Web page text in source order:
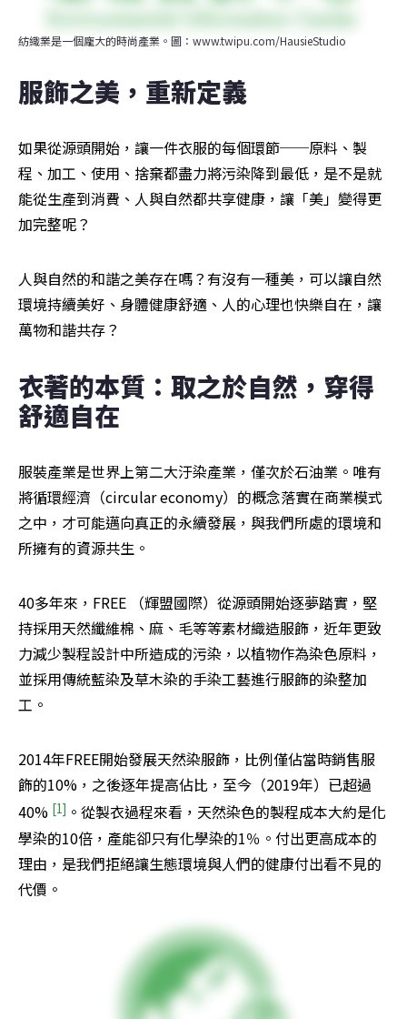
紡織業是一個龐大的時尚產業。圖：www.twipu.com/HausieStudio
服飾之美，重新定義
如果從源頭開始，讓一件衣服的每個環節──原料、製
程、加工、使用、捨棄都盡力將污染降到最低，是不是就
能從生產到消費、人與自然都共享健康，讓「美」變得更
加完整呢？
人與自然的和諧之美存在嗎？有沒有一種美，可以讓自然
環境持續美好、身體健康舒適、人的心理也快樂自在，讓
萬物和諧共存？
衣著的本質：取之於自然，穿得
舒適自在
服裝產業是世界上第二大汙染產業，僅次於石油業。唯有
將循環經濟（circular economy）的概念落實在商業模式
之中，才可能邁向真正的永續發展，與我們所處的環境和
所擁有的資源共生。
40多年來，FREE （輝盟國際）從源頭開始逐夢踏實，堅
持採用天然纖維棉、麻、毛等等素材織造服飾，近年更致
力減少製程設計中所造成的污染，以植物作為染色原料，
並採用傳統藍染及草木染的手染工藝進行服飾的染整加
工。
2014年FREE開始發展天然染服飾，比例僅佔當時銷售服
飾的10%，之後逐年提高佔比，至今（2019年）已超過
40% [1] 。從製衣過程來看，天然染色的製程成本大約是化
學染的10倍，產能卻只有化學染的1％。付出更高成本的
理由，是我們拒絕讓生態環境與人們的健康付出看不見的
代價。